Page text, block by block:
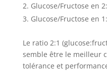
Glucose/Fructose en
Glucose/Fructose en
Le ratio 2:1
semble être le meilleur
tolérance et